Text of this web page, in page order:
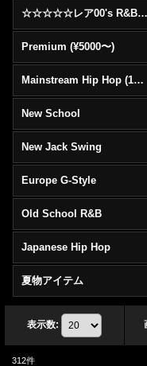
☆☆☆☆☆レア00's R&B Promo Only盤特集！！☆☆☆☆☆
Premium (¥5000〜)
Mainstream Hip Hop (1990〜1999)
New School
New Jack Swing
Europe G-Style
Old School R&B
Japanese Hip Hop
夏物アイテム
表示数:
312件